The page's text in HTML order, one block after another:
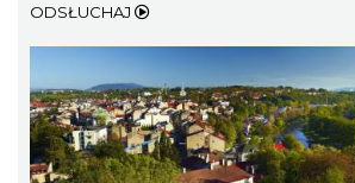
ODSŁUCHAJ